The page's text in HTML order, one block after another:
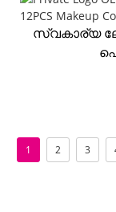
സ്വകാര്യ
1 2 3